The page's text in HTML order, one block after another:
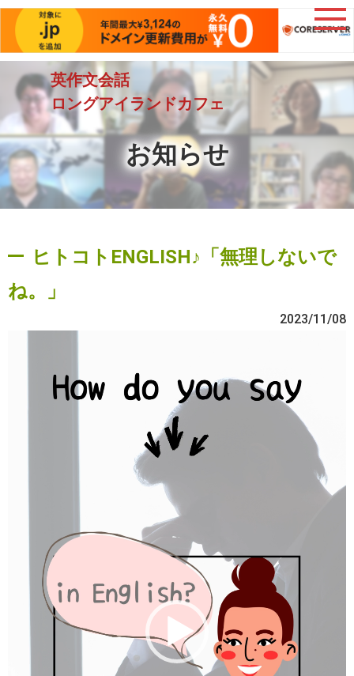
英作文会話
ロングアイランドカフェ
お知らせ
ヒトコトENGLISH♪「無理しないで
ね。」
2023/11/08